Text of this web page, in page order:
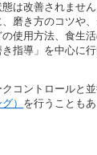
は改善されませ
磨き方のコツや
使用方法、食生
指導」を中心に行
コントロールと
） を行うこともあ